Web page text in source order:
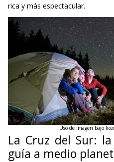
rica y más espectacular.
Uso de imagen bajo
La Cruz del Sur:
guía a medio